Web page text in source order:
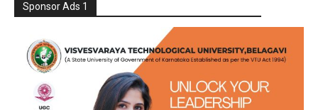
Sponsor Ads 1